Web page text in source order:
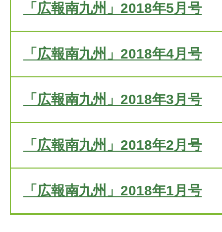
「広報南九州」2018年5月号
「広報南九州」2018年4月号
「広報南九州」2018年3月号
「広報南九州」2018年2月号
「広報南九州」2018年1月号